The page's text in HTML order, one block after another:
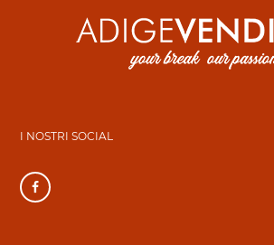
I NOSTRI SOCIAL